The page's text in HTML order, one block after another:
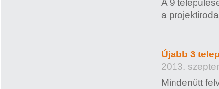
A 9
a
Újabb 3
2013.
Mindenütt